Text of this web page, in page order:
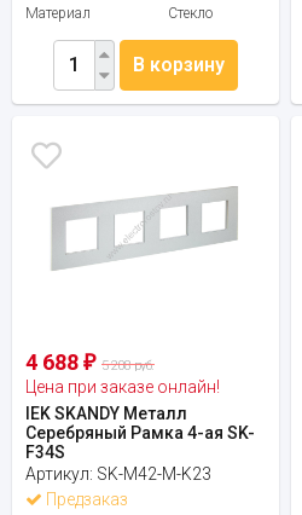
Материал
Стекло
В корзину
4 688 ₽ 5 208 руб.
Цена при заказе онлайн!
IEK SKANDY Металл
Серебряный Рамка 4-ая SK-
F34S
Артикул: SK-M42-M-K23
Предзаказ